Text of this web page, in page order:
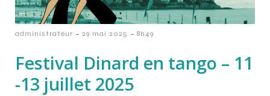
administrateur - 29 mai 2025 - 8h49
Festival Dinard en tango – 11
-13 juillet 2025